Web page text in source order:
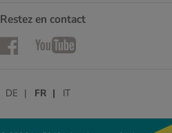
Restez en contact
FacebookYouTube
DE FR IT